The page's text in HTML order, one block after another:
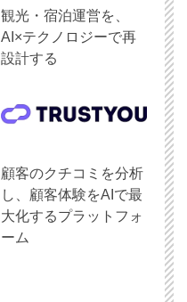
観光・宿泊運営を、
AI×テクノロジーで再
設計する
顧客のクチコミを分析
し、顧客体験をAIで最
大化するプラットフォ
ーム